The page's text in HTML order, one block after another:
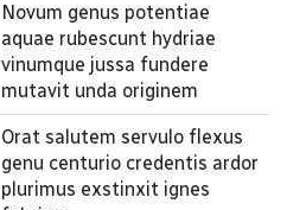
Novum genus potentiae
aquae rubescunt hydriae
vinumque jussa fundere
mutavit unda originem
Orat salutem servulo flexus
genu centurio credentis ardor
plurimus exstinxit ignes